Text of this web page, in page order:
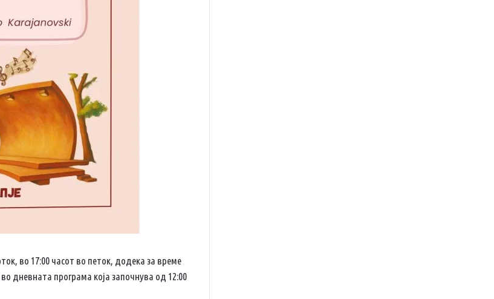
во 17:00 часот во петок, додека за време
дневната програма која започнува од 12:00